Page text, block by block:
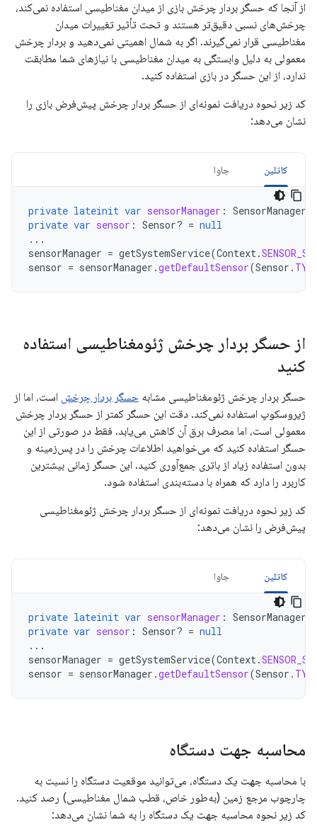
از آنجا که حسگر بردار چرخش بازی از میدان مغناطیسی استفاده نمی‌کند،
چرخش‌های نسبی دقیق‌تر هستند و تحت تأثیر تغییرات میدان
مغناطیسی قرار نمی‌گیرند. اگر به شمال اهمیتی نمی‌دهید و بردار چرخش
معمولی به دلیل وابستگی به میدان مغناطیسی با نیازهای شما مطابقت
ندارد، از این حسگر در بازی استفاده کنید.
کد زیر نحوه دریافت نمونه‌ای از حسگر بردار چرخش پیش‌فرض بازی را
نشان می‌دهد:
کاتلین جاوا
private lateinit var sensorManager : SensorManager
private var sensor : Sensor? = null
...
sensorManager = getSystemService(Context.
sensor = sensorManager .getDefaultSensor(Sensor .
از حسگر بردار چرخش ژئومغناطیسی استفاده
کنید
حسگر بردار چرخش ژئومغناطیسی مشابه حسگر بردار چرخش است، اما از
ژیروسکوپ استفاده نمی‌کند. دقت این حسگر کمتر از حسگر بردار چرخش
معمولی است، اما مصرف برق آن کاهش می‌یابد. فقط در صورتی از این
حسگر استفاده کنید که می‌خواهید اطلاعات چرخش را در پس‌زمینه و
بدون استفاده زیاد از باتری جمع‌آوری کنید. این حسگر زمانی بیشترین
کاربرد را دارد که همراه با دسته‌بندی استفاده شود.
کد زیر نحوه دریافت نمونه‌ای از حسگر بردار چرخش ژئومغناطیسی
پیش‌فرض را نشان می‌دهد:
کاتلین جاوا
private lateinit var sensorManager : SensorManager
private var sensor : Sensor? = null
...
sensorManager = getSystemService(Context.
sensor = sensorManager .getDefaultSensor(Sensor .
محاسبه جهت دستگاه
با محاسبه جهت یک دستگاه، می‌توانید موقعیت دستگاه را نسبت به
چارچوب مرجع زمین (به‌طور خاص، قطب شمال مغناطیسی) رصد کنید.
کد زیر نحوه محاسبه جهت یک دستگاه را به شما نشان می‌دهد: